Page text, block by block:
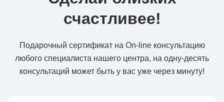
счастливее!
Подарочный сертификат на On-line консультацию
любого специалиста нашего центра, на одну-десять
консультаций может быть у вас уже через минуту!